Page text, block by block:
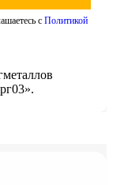
с Политикой